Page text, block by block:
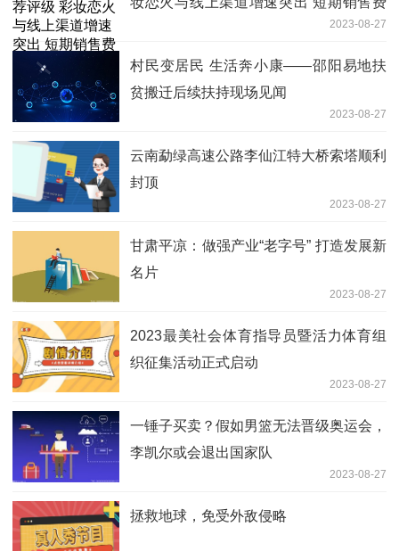
2023-08-27
村民变居民 生活奔小康——邵阳易地扶
贫搬迁后续扶持现场见闻
2023-08-27
云南勐绿高速公路李仙江特大桥索塔顺利
封顶
2023-08-27
甘肃平凉：做强产业“老字号” 打造发展新
名片
2023-08-27
2023最美社会体育指导员暨活力体育组
织征集活动正式启动
2023-08-27
一锤子买卖？假如男篮无法晋级奥运会，
李凯尔或会退出国家队
2023-08-27
拯救地球，免受外敌侵略